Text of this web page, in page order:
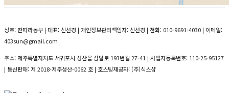
상호: 딴따라농부 | 대표: 신선경 | 개인정보관리책임자: 신선경 | 전화: 010-9691-4030 | 이메일:
403sun@gmail.com
주소: 제주특별자치도 서귀포시 성산읍 삼달로 193번길 27-41 | 사업자등록번호: 110-25-95127
| 통신판매:제 2018-제주성산-0062 호 | 호스팅제공자: (주)식스샵